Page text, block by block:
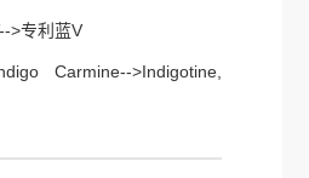
>专利蓝V
Carmine-->Indigotine,